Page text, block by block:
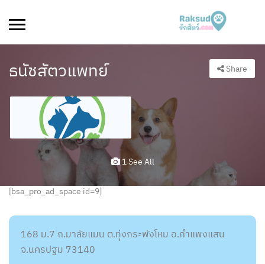
ธนัชสัตวแพทย์ Share
1 See All
[bsa_pro_ad_space id=9]
168 ม.7 ถ.มาลัยแมน ต.ทุ่งกระพังโหม อ.กำแพงแสน
จ.นครปฐม 73140